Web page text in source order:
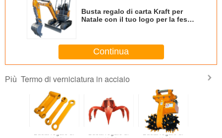
strain during long sessions. Highly recommend
taking the time to set it up properly!""The Pico 4's
visual clarity is fantastic once you dial in the IPD
finding that sweet spot makes all the difference.
No more eye strain during long sessions. Highly
recommend taking the time to set it up
once you dial in the IPD correctly. The manual
adjustment is smooth, and finding that sweet spot
makes all the difference. No more eye strain
during long sessions. Highly r
Busta regalo di carta Kraft per
Natale con il tuo logo per la festa
Continua
Più Termo di verniciatura in acciaio
Busta regalo di
Busta regalo di
Busta regalo di